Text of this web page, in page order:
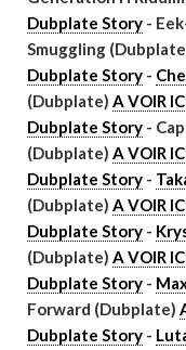
Dubplate Story -
Smuggling
Dubplate Story -
(Dubplate) A VOIR
Dubplate Story -
(Dubplate) A VOIR
Dubplate Story -
(Dubplate) A VOIR
Dubplate Story -
(Dubplate) A VOIR
Dubplate Story -
Forward (Dubplate)
Dubplate Story -